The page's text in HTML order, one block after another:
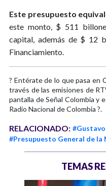
Este presupuesto
este monto, $ 511
capital, además de $ 12
Financiamiento.
? Entérate de lo que pasa en
través de las emisiones de
pantalla de Señal Colombia y
Radio Nacional de Colombia ?.
RELACIONADO:
#Presupuesto General de la
TEMAS